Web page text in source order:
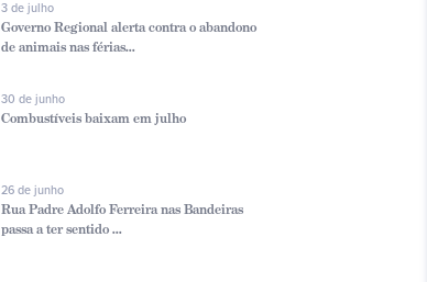
3 de julho
Governo Regional alerta contra o abandono
de animais nas férias...
30 de junho
Combustíveis baixam em julho
26 de junho
Rua Padre Adolfo Ferreira nas Bandeiras
passa a ter sentido ...